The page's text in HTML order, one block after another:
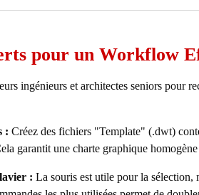
pour un Workflow
ingénieurs et architectes seniors pour
: Créez des fichiers "Template" (.dwt)
garantit une charte graphique
: La souris est utile pour la